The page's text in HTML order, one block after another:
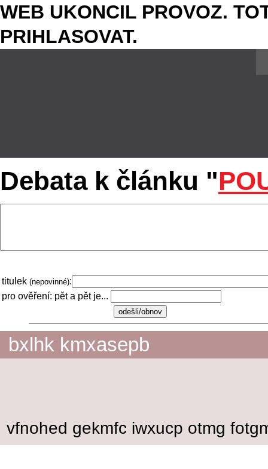
WEB UKONCIL PROVOZ.
PRIHLASOVAT.
Debata k článku "
titulek (nepovinné):
pro ověření: pět a pět je...
bxlhk kmxasepb
vfnohed gekmfc iwxucp otmg